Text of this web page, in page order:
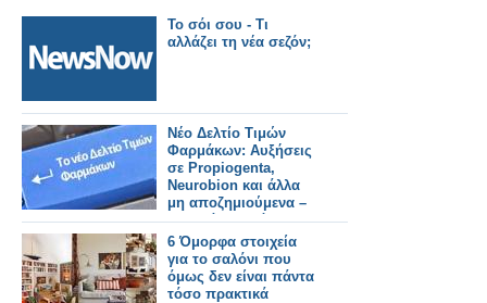
Το σόι σου - Τι
αλλάζει τη νέα σεζόν;
Νέο Δελτίο Τιμών
Φαρμάκων: Αυξήσεις
σε Propiogenta,
Neurobion και άλλα
μη αποζημιούμενα –
Τι αλλάζει από
31/7/2026
6 Όμορφα στοιχεία
για το σαλόνι που
όμως δεν είναι πάντα
τόσο πρακτικά